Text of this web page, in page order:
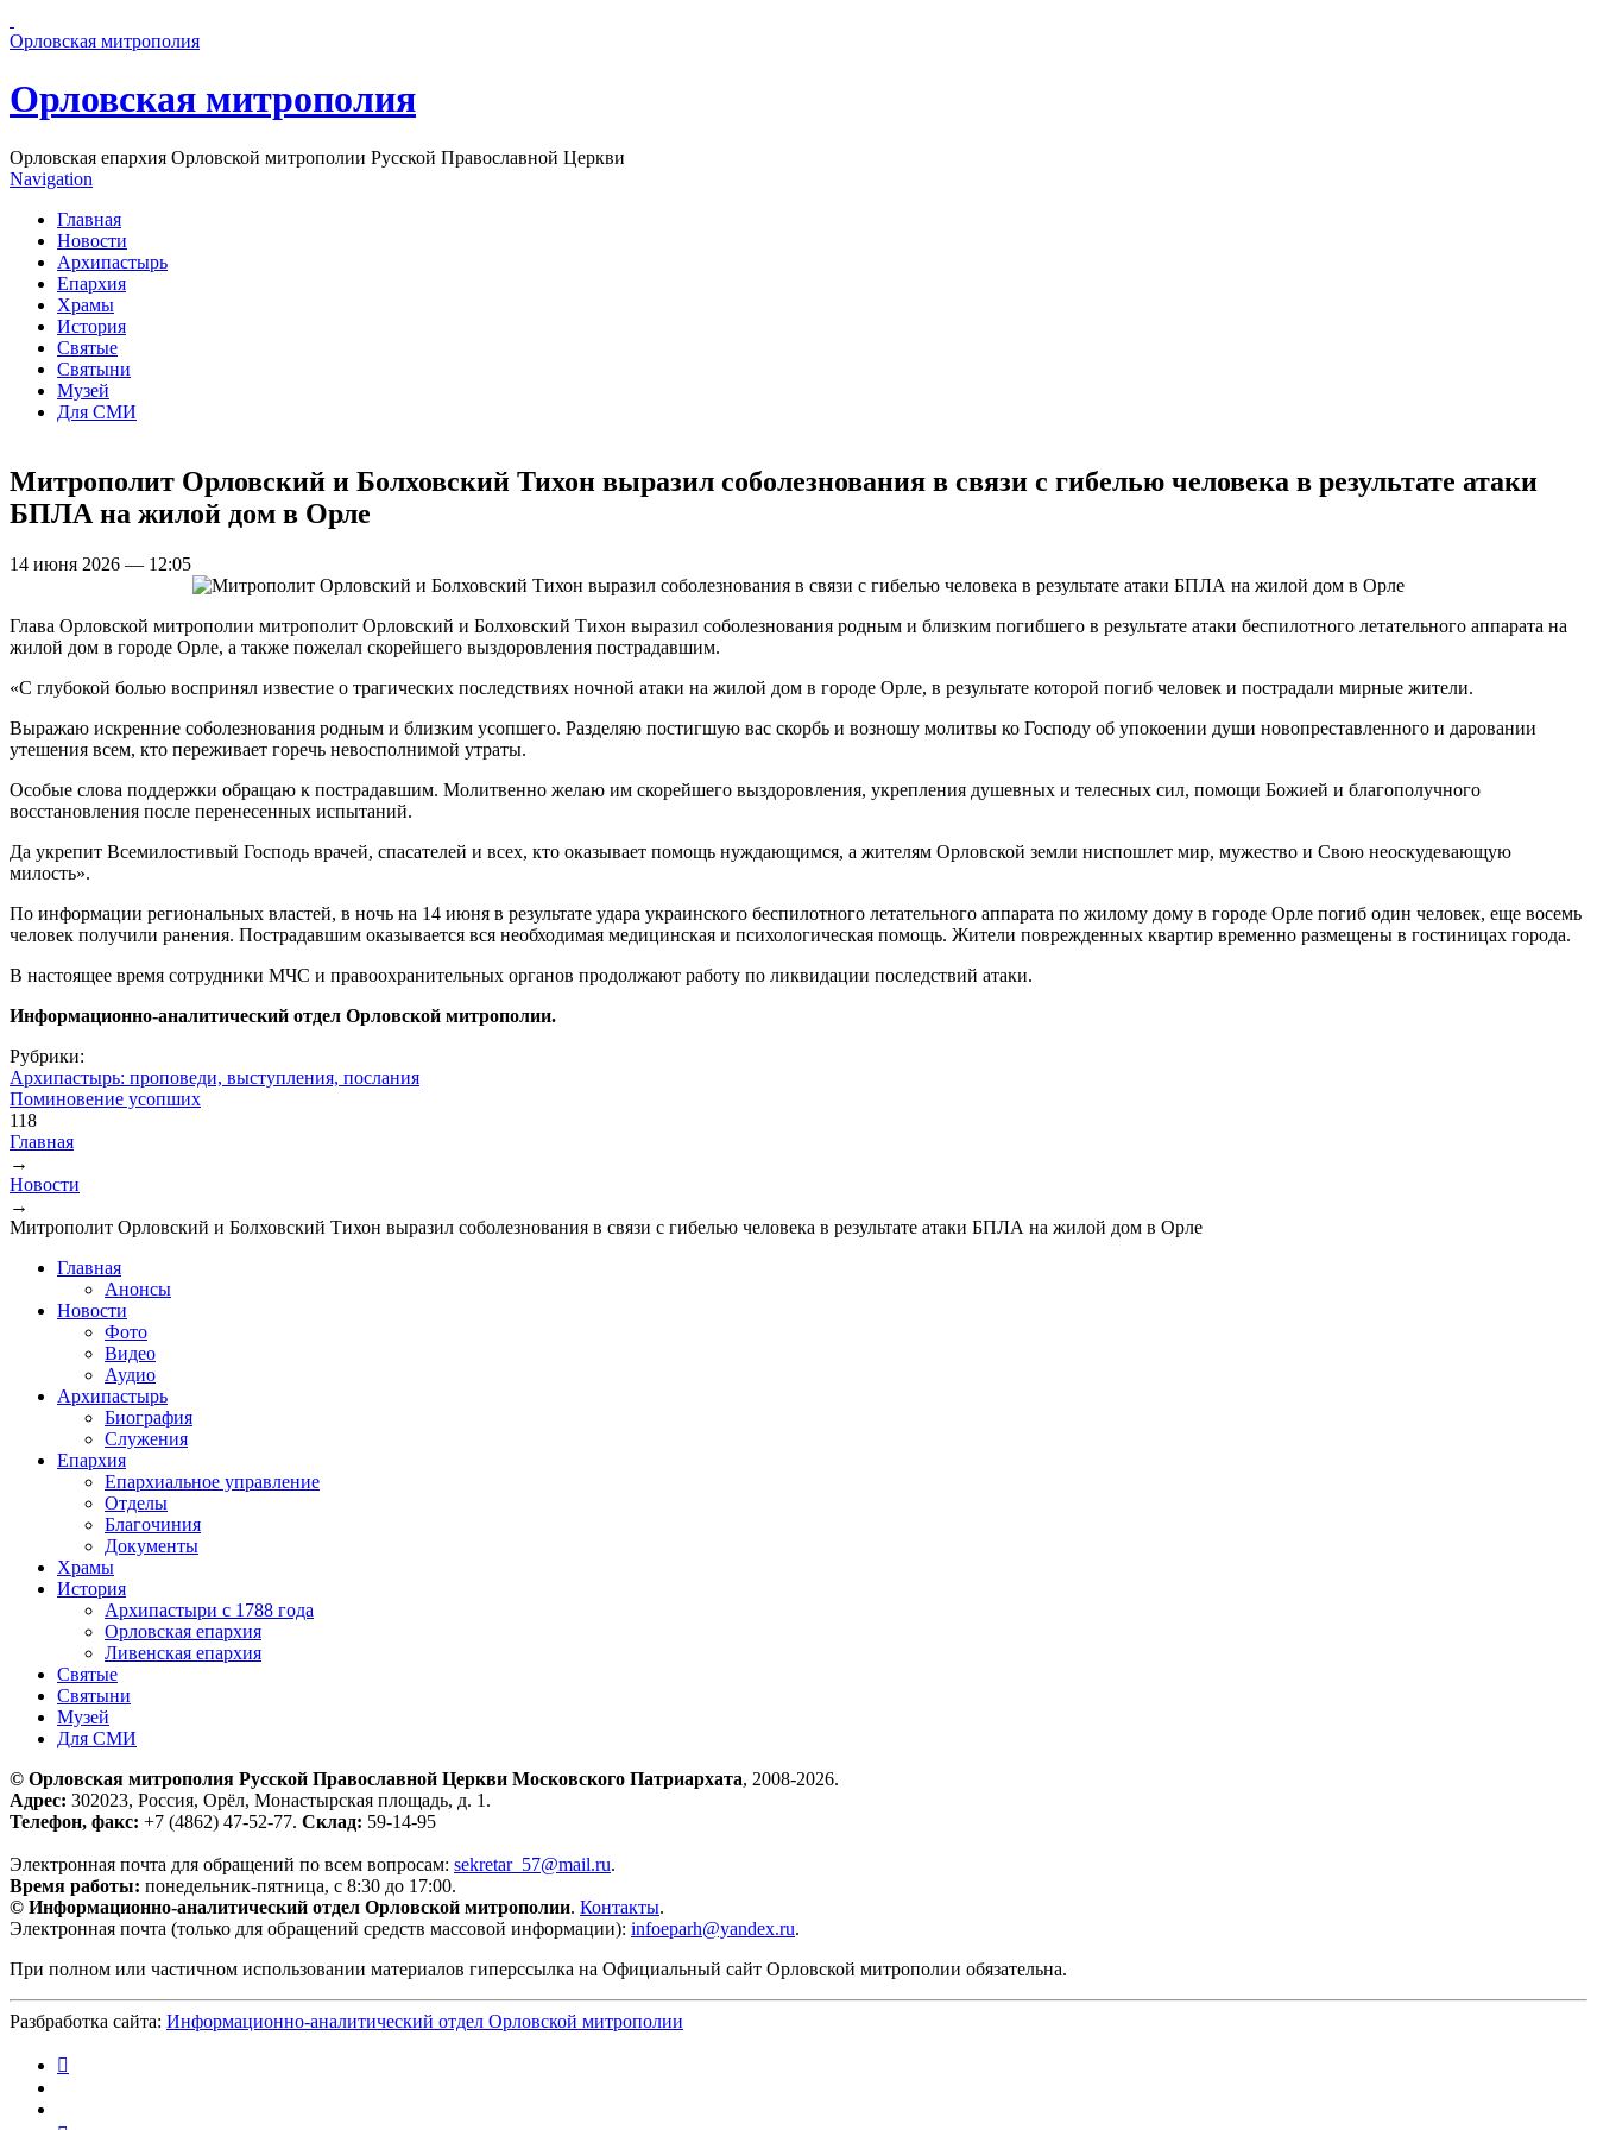
Орловская митрополия
Орловская митрополия
Орловская епархия Орловской митрополии Русской Православной Церкви
Navigation
Главная
Новости
Архипастырь
Епархия
Храмы
История
Святые
Святыни
Музей
Для СМИ
Митрополит Орловский и Болховский Тихон выразил соболезнования в связи с гибелью человека в результате атаки
БПЛА на жилой дом в Орле
14 июня 2026 — 12:05
Глава Орловской митрополии митрополит Орловский и Болховский Тихон выразил соболезнования родным и близким погибшего в результате атаки беспилотного летательного аппарата на
жилой дом в городе Орле, а также пожелал скорейшего выздоровления пострадавшим.
«С глубокой болью воспринял известие о трагических последствиях ночной атаки на жилой дом в городе Орле, в результате которой погиб человек и пострадали мирные жители.
Выражаю искренние соболезнования родным и близким усопшего. Разделяю постигшую вас скорбь и возношу молитвы ко Господу об упокоении души новопреставленного и даровании
утешения всем, кто переживает горечь невосполнимой утраты.
Особые слова поддержки обращаю к пострадавшим. Молитвенно желаю им скорейшего выздоровления, укрепления душевных и телесных сил, помощи Божией и благополучного
восстановления после перенесенных испытаний.
Да укрепит Всемилостивый Господь врачей, спасателей и всех, кто оказывает помощь нуждающимся, а жителям Орловской земли ниспошлет мир, мужество и Свою неоскудевающую
милость».
По информации региональных властей, в ночь на 14 июня в результате удара украинского беспилотного летательного аппарата по жилому дому в городе Орле погиб один человек, еще восемь
человек получили ранения. Пострадавшим оказывается вся необходимая медицинская и психологическая помощь. Жители поврежденных квартир временно размещены в гостиницах города.
В настоящее время сотрудники МЧС и правоохранительных органов продолжают работу по ликвидации последствий атаки.
Информационно-аналитический отдел Орловской митрополии.
Рубрики:
Архипастырь: проповеди, выступления, послания
Поминовение усопших
118
Вы здесь
Главная
→
Новости
→
Митрополит Орловский и Болховский Тихон выразил соболезнования в связи с гибелью человека в результате атаки БПЛА на жилой дом в Орле
Главная
Анонсы
Новости
Фото
Видео
Аудио
Архипастырь
Биография
Служения
Епархия
Епархиальное управление
Отделы
Благочиния
Документы
Храмы
История
Архипастыри с 1788 года
Орловская епархия
Ливенская епархия
Святые
Святыни
Музей
Для СМИ
© Орловская митрополия Русской Православной Церкви Московского Патриархата, 2008-2026.
Адрес: 302023, Россия, Орёл, Монастырская площадь, д. 1.
Телефон, факс: +7 (4862) 47-52-77. Склад: 59-14-95
Электронная почта для обращений по всем вопросам: sekretar_57@mail.ru.
Время работы: понедельник-пятница, с 8:30 до 17:00.
© Информационно-аналитический отдел Орловской митрополии. Контакты.
Электронная почта (только для обращений средств массовой информации): infoeparh@yandex.ru.
При полном или частичном использовании материалов гиперссылка на Официальный сайт Орловской митрополии обязательна.
Разбработка сайта: Информационно-аналитический отдел Орловской митрополии